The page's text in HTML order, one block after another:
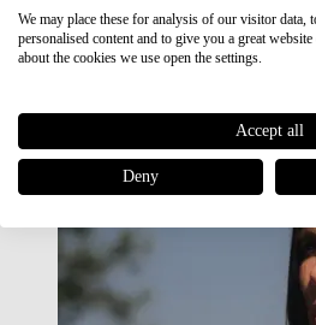
Sale
We may place these for analysis of our visitor data,
personalised content and to give you a great
about the cookies we use open the settings.
Accept all
Deny